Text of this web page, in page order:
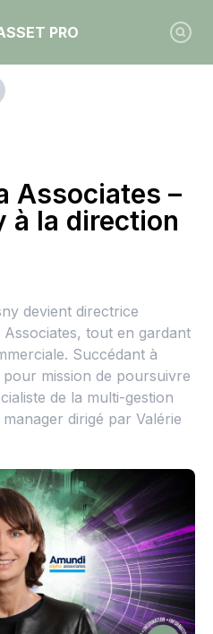
PRO
Associates –
à la direction
devient directrice
Associates, tout en gardant
Succédant à
mission de poursuivre
de la multi-gestion
dirigé par Valérie